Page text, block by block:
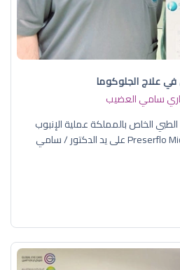
في علاج الجلوكوما
سامي العضيب
الخاص بالمملكة عملية الإنبوب
المجهري "بريسرفلو" Preserflo Microshunt على يد الدكتور / سامي